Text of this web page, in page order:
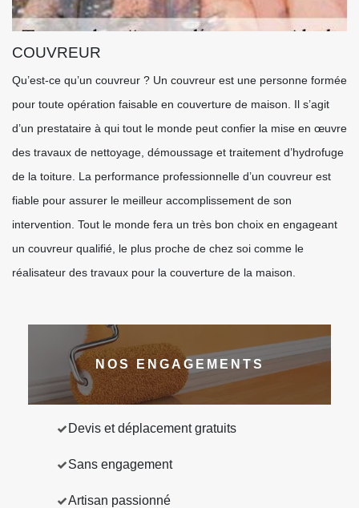
COUVREUR
Qu’est-ce qu’un couvreur ? Un couvreur est une personne formée
pour toute opération faisable en couverture de maison. Il s’agit
d’un prestataire à qui tout le monde peut confier la mise en œuvre
des travaux de nettoyage, démoussage et traitement d’hydrofuge
de la toiture. La performance professionnelle d’un couvreur est
fiable pour assurer le meilleur accomplissement de son
intervention. Tout le monde fera un très bon choix en engageant
un couvreur qualifié, le plus proche de chez soi comme le
réalisateur des travaux pour la couverture de la maison.
NOS ENGAGEMENTS
Devis et déplacement gratuits
Sans engagement
Artisan passionné